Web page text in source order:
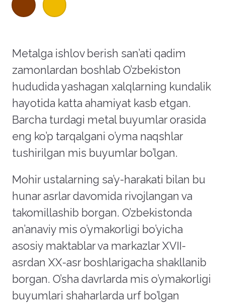
Metalga ishlov berish san’ati qadim
zamonlardan boshlab O’zbekiston
hududida yashagan xalqlarning kundalik
hayotida katta ahamiyat kasb etgan.
Barcha turdagi metal buyumlar orasida
eng ko’p tarqalgani o’yma naqshlar
tushirilgan mis buyumlar bo’lgan.
Mohir ustalarning sa’y-harakati bilan bu
hunar asrlar davomida rivojlangan va
takomillashib borgan. O’zbekistonda
an’anaviy mis o’ymakorligi bo’yicha
asosiy maktablar va markazlar XVII-
asrdan XX-asr boshlarigacha shakllanib
borgan. O’sha davrlarda mis o’ymakorligi
buyumlari shaharlarda urf bo’lgan